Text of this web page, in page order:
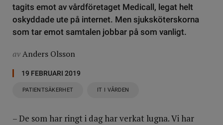
tagits emot av vårdföretaget Medicall, legat helt
oskyddade ute på internet. Men sjuksköterskorna
som tar emot samtalen jobbar på som vanligt.
avAnders Olsson
19 FEBRUARI 2019
PATIENTSÄKERHET IT I VÅRDEN
– De som har ringt i dag har verkat lugna. Vi har